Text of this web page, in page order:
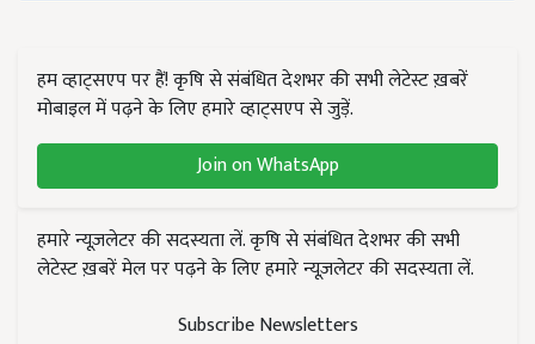
हम व्हाट्सएप पर हैं! कृषि से संबंधित देशभर की सभी लेटेस्ट ख़बरें
मोबाइल में पढ़ने के लिए हमारे व्हाट्सएप से जुड़ें.
Join on WhatsApp
हमारे न्यूज़लेटर की सदस्यता लें. कृषि से संबंधित देशभर की सभी
लेटेस्ट ख़बरें मेल पर पढ़ने के लिए हमारे न्यूज़लेटर की सदस्यता लें.
Subscribe Newsletters